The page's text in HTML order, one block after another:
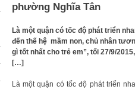
phường Nghĩa Tân
Là một quận có tốc độ phát triển
đến thế hệ mầm non, chủ nhân
gì tốt nhất cho trẻ em”, tối 27/9/
[…]
Là một quận có tốc độ phát triển